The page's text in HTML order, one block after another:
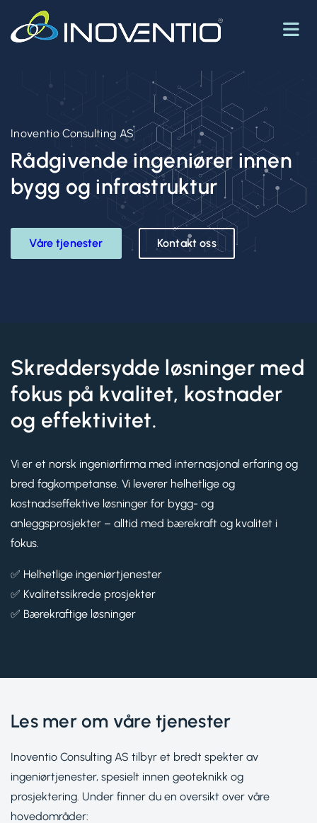
Inoventio Consulting AS
Rådgivende ingeniører innen
bygg og infrastruktur
Våre tjenester Kontakt oss
Skreddersydde løsninger med
fokus på kvalitet, kostnader
og effektivitet.
Vi er et norsk ingeniørfirma med internasjonal erfaring og
bred fagkompetanse. Vi leverer helhetlige og
kostnadseffektive løsninger for bygg- og
anleggsprosjekter – alltid med bærekraft og kvalitet i
fokus.
✅ Helhetlige ingeniørtjenester
✅ Kvalitetssikrede prosjekter
✅ Bærekraftige løsninger
Les mer om våre tjenester
Inoventio Consulting AS tilbyr et bredt spekter av
ingeniørtjenester, spesielt innen geoteknikk og
prosjektering. Under finner du en oversikt over våre
hovedområder: